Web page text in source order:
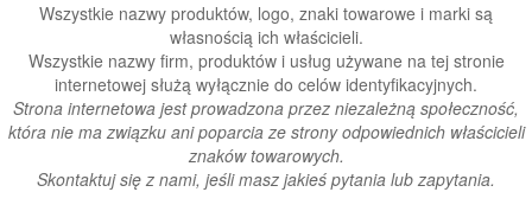
Wszystkie nazwy produktów, logo, znaki towarowe i marki są
własnością ich właścicieli.
Wszystkie nazwy firm, produktów i usług używane na tej stronie
internetowej służą wyłącznie do celów identyfikacyjnych.
Strona internetowa jest prowadzona przez niezależną społeczność,
która nie ma związku ani poparcia ze strony odpowiednich właścicieli
znaków towarowych.
Skontaktuj się z nami, jeśli masz jakieś pytania lub zapytania.